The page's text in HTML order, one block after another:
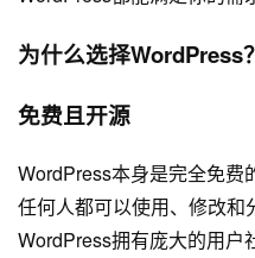
为什么选择WordPress？
免费且开源
WordPress本身是完全免费
任何人都可以使用、修改和
WordPress拥有庞大的用户